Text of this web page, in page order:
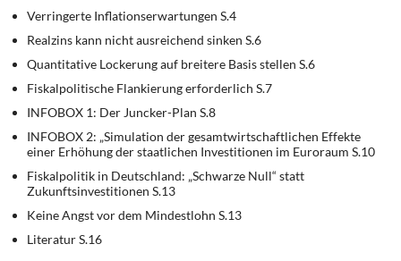
Verringerte Inflationserwartungen S.4
Realzins kann nicht ausreichend sinken S.6
Quantitative Lockerung auf breitere Basis stellen S.6
Fiskalpolitische Flankierung erforderlich S.7
INFOBOX 1: Der Juncker-Plan S.8
INFOBOX 2: „Simulation der gesamtwirtschaftlichen Effekte
einer Erhöhung der staatlichen Investitionen im Euroraum S.10
Fiskalpolitik in Deutschland: „Schwarze Null“ statt
Zukunftsinvestitionen S.13
Keine Angst vor dem Mindestlohn S.13
Literatur S.16